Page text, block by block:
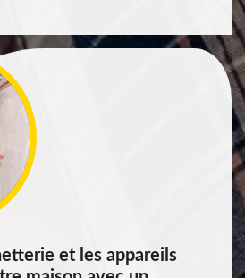
et les appareils